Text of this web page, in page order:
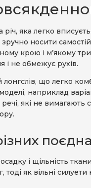
яка легко
носити
крою і м’якому
і не обмежує рухів.
що легко
наприклад
які не вимагають
і щільність
як вільні